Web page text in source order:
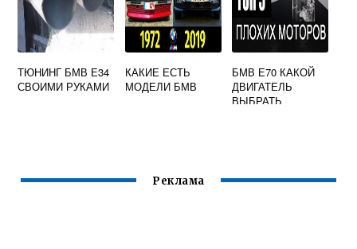
ТЮНИНГ БМВ Е34
СВОИМИ РУКАМИ
КАКИЕ ЕСТЬ
МОДЕЛИ БМВ
БМВ Е70 КАКОЙ
ДВИГАТЕЛЬ
ВЫБРАТЬ
Реклама